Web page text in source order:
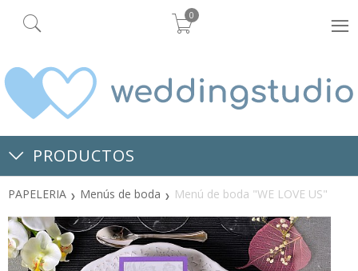
0
PRODUCTOS
PAPELERIA Menús de boda Menú de boda "WE LOVE US"